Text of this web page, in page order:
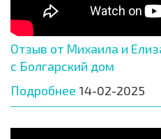
Отзыв от Михаила и
с Болгарский дом
Подробнее 14-02-2025